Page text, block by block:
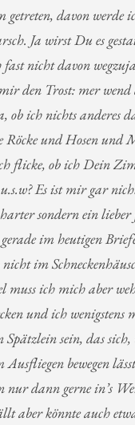
davon werde
Ja wirst Du es
fast nicht davon
den Trost: mer wend
ob ich nichts anderes
Röcke und Hosen
flicke, ob ich Dein
Es ist mir gar
sondern ein
im heutigen
im
muss ich mich aber
und ich wenigstens
Spätzlein sein, das
Ausfliegen bewegen
nur dann gerne in’s
aber könnte auch